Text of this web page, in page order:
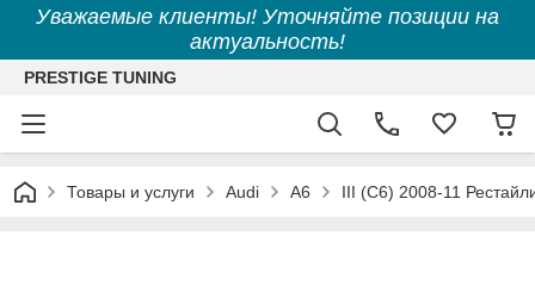
Уважаемые клиенты! Уточняйте позиции на
актуальность!
PRESTIGE TUNING
Товары и услуги Audi A6 III (C6) 2008-11